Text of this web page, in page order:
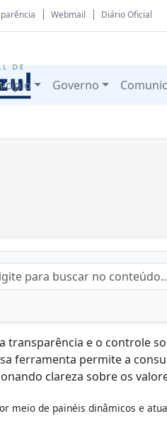
Webmail Diário Oficial
Governo
transparência e o controle
ferramenta permite a
clareza sobre os
meio de painéis dinâmicos e